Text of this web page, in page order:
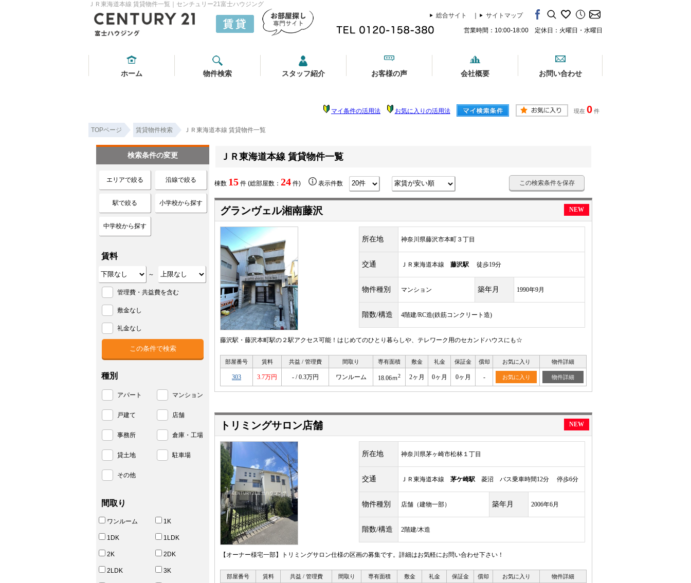
ＪＲ東海道本線 賃貸物件一覧｜センチュリー21富士ハウジング
総合サイト
サイトマップ
営業時間：10:00-18:00 定休日：火曜日・水曜日
ホーム 物件検索 スタッフ紹介 お客様の声 会社概要 お問い合わせ
マイ条件の活用法 お気に入りの活用法 現在 0 件
TOPページ 賃貸物件検索 ＪＲ東海道本線 賃貸物件一覧
ＪＲ東海道本線 賃貸物件一覧
棟数 15 件 (総部屋数： 24 件) 表示件数 この検索条件を保存
グランヴェル湘南藤沢 NEW
所在地 神奈川県藤沢市本町３丁目
交通 ＪＲ東海道本線 藤沢駅 徒歩19分
物件種別 マンション 築年月 1990年9月
階数/構造 4階建/RC造(鉄筋コンクリート造)
藤沢駅・藤沢本町駅の２駅アクセス可能！はじめてのひとり暮らしや、テレワーク用のセカンドハウスにも☆
部屋番号 賃料 共益 / 管理費 間取り 専有面積 敷金 礼金 保証金 償却 お気に入り 物件詳細
303 3.7万円 - / 0.3万円 ワンルーム 18.06ｍ2 2ヶ月 0ヶ月 0ヶ月 - お気に入り 物件詳細
トリミングサロン店舗 NEW
所在地 神奈川県茅ヶ崎市松林１丁目
交通 ＪＲ東海道本線 茅ケ崎駅 菱沼 バス乗車時間12分 停歩6分
物件種別 店舗（建物一部） 築年月 2006年6月
階数/構造 2階建/木造
【オーナー様宅一部】トリミングサロン仕様の区画の募集です。詳細はお気軽にお問い合わせ下さい！
部屋番号 賃料 共益 / 管理費 間取り 専有面積 敷金 礼金 保証金 償却 お気に入り 物件詳細
検索条件の変更
エリアで絞る 沿線で絞る
駅で絞る 小学校から探す
中学校から探す
賃料
～
管理費・共益費を含む
敷金なし
礼金なし
種別
アパート マンション
戸建て 店舗
事務所 倉庫・工場
貸土地 駐車場
その他
間取り
ワンルーム 1K
1DK 1LDK
2K 2DK
2LDK 3K